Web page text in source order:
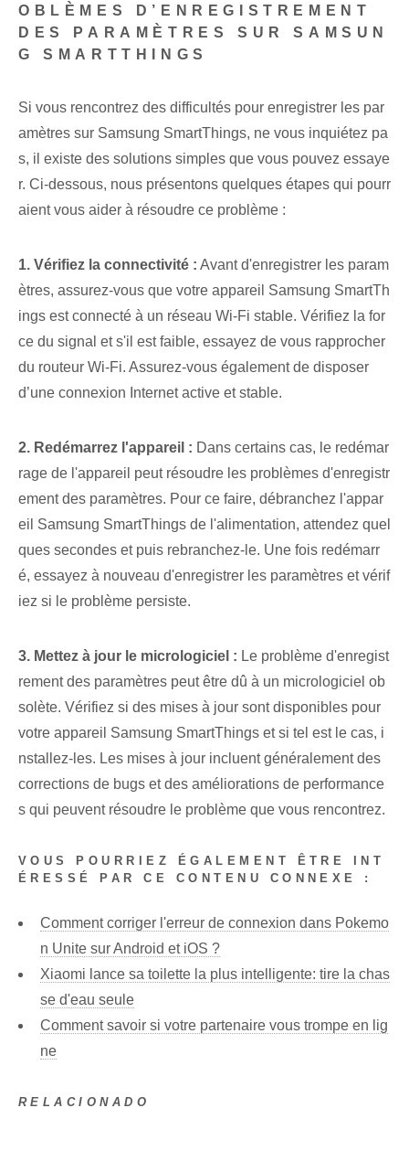
OBLÈMES D’ENREGISTREMENT
DES PARAMÈTRES SUR SAMSUN
G SMARTTHINGS
Si vous rencontrez des difficultés pour enregistrer les par
amètres sur Samsung SmartThings, ne vous inquiétez pa
s, il existe des solutions simples que vous pouvez essaye
r. Ci-dessous, nous présentons quelques étapes qui pourr
aient vous aider à résoudre ce problème :
1. Vérifiez la connectivité : Avant d'enregistrer les param
ètres, assurez-vous que votre appareil Samsung SmartTh
ings est connecté à un réseau Wi-Fi stable. Vérifiez la for
ce du signal​ et s'il est faible, essayez de vous rapprocher
du​ routeur Wi-Fi. Assurez-vous également de disposer
d’une connexion Internet active et stable.
2. Redémarrez l'appareil : Dans certains cas, le redémar
rage de l'appareil peut résoudre les problèmes d'enregistr
ement des paramètres. Pour ce faire, débranchez⁤ l'appar
eil Samsung SmartThings de l'alimentation, attendez quel
ques secondes ⁤et ‌puis‍ rebranchez-le.⁤ Une fois redémarr
é, essayez à nouveau d'enregistrer les paramètres et vérif
iez si le problème persiste.
3. Mettez à jour le micrologiciel : Le problème d'enregist
rement des paramètres peut être dû à un micrologiciel ob
solète. Vérifiez si des mises à jour sont disponibles pour
votre appareil Samsung SmartThings et si tel est le cas, i
nstallez-les. Les mises à jour incluent généralement des
corrections de bugs et des améliorations de performance
s qui peuvent résoudre le problème que vous rencontrez.
VOUS POURRIEZ ÉGALEMENT ÊTRE INT
ÉRESSÉ PAR CE CONTENU CONNEXE :
Comment corriger l'erreur de connexion dans Pokemo
n Unite sur Android et iOS ?
Xiaomi lance sa toilette la plus intelligente: tire la chas
se d'eau seule
Comment savoir si votre partenaire vous trompe en lig
ne
RELACIONADO